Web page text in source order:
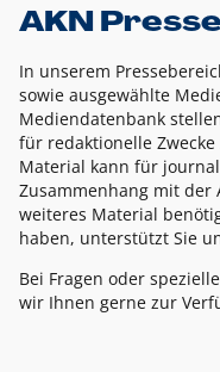
AKN
In unserem
sowie ausgewählte
Mediendatenbank
für redaktionelle
Material kann für
Zusammenhang mit der
weiteres Material
haben, unterstützt Sie
Bei Fragen oder
wir Ihnen gerne zur